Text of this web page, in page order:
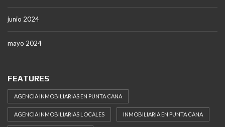
junio 2024
mayo 2024
FEATURES
AGENCIA INMOBILIARIAS EN PUNTA CANA
AGENCIA INMOBILIARIAS LOCALES INMOBILIARIA EN PUNTA CANA